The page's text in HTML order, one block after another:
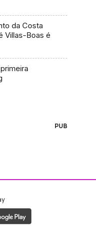
da Costa
Villas-Boas é
PUB